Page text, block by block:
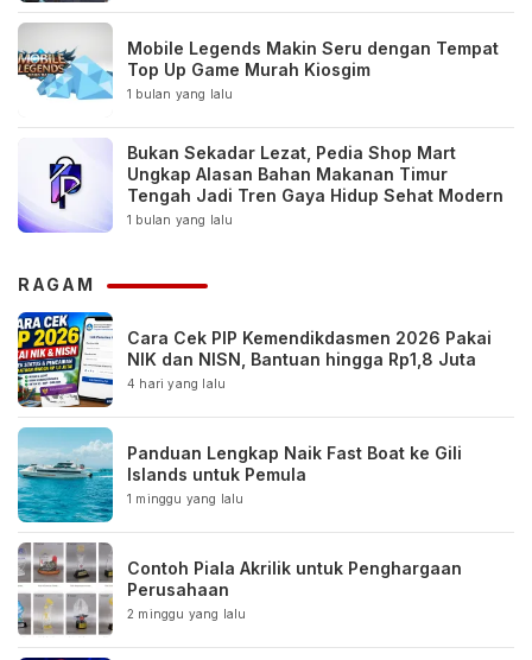
Mobile Legends Makin Seru dengan Tempat
Top Up Game Murah Kiosgim
1 bulan yang lalu
Bukan Sekadar Lezat, Pedia Shop Mart
Ungkap Alasan Bahan Makanan Timur
Tengah Jadi Tren Gaya Hidup Sehat Modern
1 bulan yang lalu
RAGAM
Cara Cek PIP Kemendikdasmen 2026 Pakai
NIK dan NISN, Bantuan hingga Rp1,8 Juta
4 hari yang lalu
Panduan Lengkap Naik Fast Boat ke Gili
Islands untuk Pemula
1 minggu yang lalu
Contoh Piala Akrilik untuk Penghargaan
Perusahaan
2 minggu yang lalu